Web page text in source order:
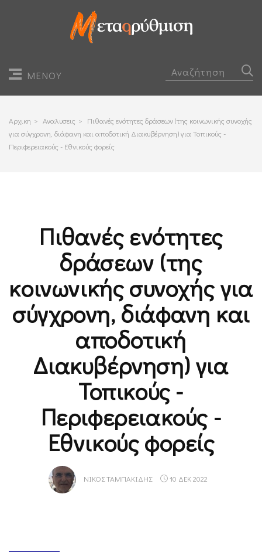
ΜΕΝΟΥ
Αρχικη > Αναλυσεις > Πιθανές ενότητες δράσεων (της κοινωνικής συνοχής
για σύγχρονη, διάφανη και αποδοτική Διακυβέρνηση) για Τοπικούς -
Περιφερειακούς - Εθνικούς φορείς
Πιθανές ενότητες
δράσεων (της
κοινωνικής συνοχής για
σύγχρονη, διάφανη και
αποδοτική
Διακυβέρνηση) για
Τοπικούς -
Περιφερειακούς -
Εθνικούς φορείς
ΝΊΚΟΣ ΤΑΜΠΑΚΊΔΗΣ 10 ΔΕΚ 2022